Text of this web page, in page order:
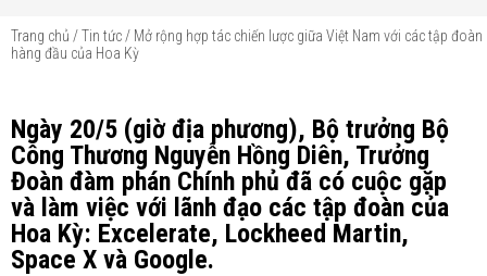
Trang chủ /Tin tức / Mở rộng hợp tác chiến lược giữa Việt Nam với các tập đoàn
hàng đầu của Hoa Kỳ
Ngày 20/5 (giờ địa phương), Bộ trưởng Bộ
Công Thương Nguyễn Hồng Diên, Trưởng
Đoàn đàm phán Chính phủ đã có cuộc gặp
và làm việc với lãnh đạo các tập đoàn của
Hoa Kỳ: Excelerate, Lockheed Martin,
Space X và Google.